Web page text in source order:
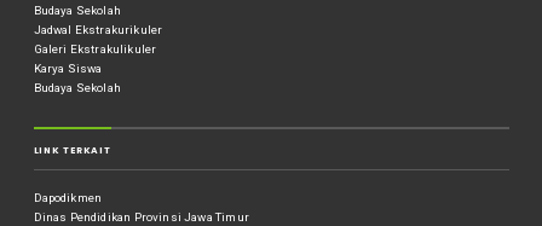
Budaya Sekolah
Jadwal Ekstrakurikuler
Galeri Ekstrakulikuler
Karya Siswa
Budaya Sekolah
LINK TERKAIT
Dapodikmen
Dinas Pendidikan Provinsi Jawa Timur